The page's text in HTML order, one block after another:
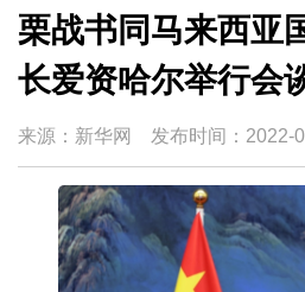
栗战书同马来西亚
长爱资哈尔举行会
来源：新华网 发布时间： 2022-